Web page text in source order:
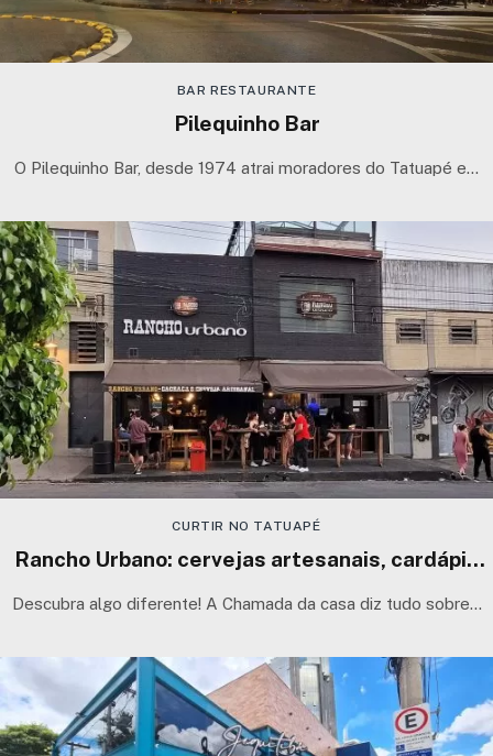
BAR RESTAURANTE
Pilequinho Bar
O Pilequinho Bar, desde 1974 atrai moradores do Tatuapé e…
CURTIR NO TATUAPÉ
Rancho Urbano: cervejas artesanais, cardápio
Descubra algo diferente! A Chamada da casa diz tudo sobre…